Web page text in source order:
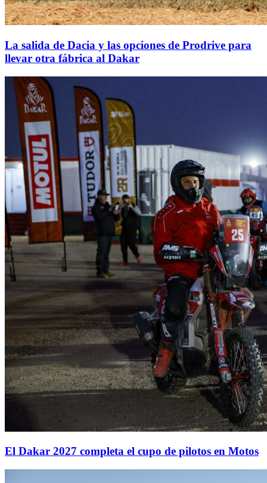
La salida de Dacia y las opciones de Prodrive para
llevar otra fábrica al Dakar
El Dakar 2027 completa el cupo de pilotos en Motos